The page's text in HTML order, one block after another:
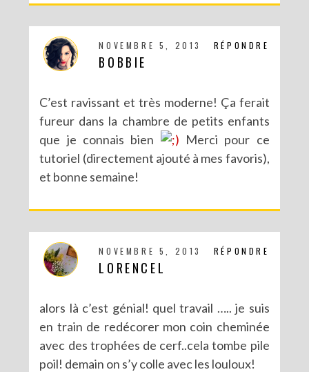
RÉPONDRE
NOVEMBRE 5, 2013
BOBBIE
C’est ravissant et très moderne! Ça ferait
fureur dans la chambre de petits enfants
que je connais bien
Merci pour ce
tutoriel (directement ajouté à mes favoris),
et bonne semaine!
RÉPONDRE
NOVEMBRE 5, 2013
LORENCEL
alors là c’est génial! quel travail ….. je suis
en train de redécorer mon coin cheminée
avec des trophées de cerf..cela tombe pile
poil! demain on s’y colle avec les louloux!